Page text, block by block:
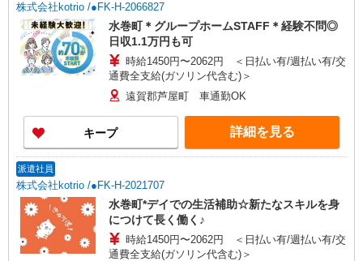
株式会社kotrio /●FK-H-2066827
水巻町＊グループホームSTAFF＊経験不問◎
日収1.1万円も可
時給1450円〜2062円 ＜日払い有/週払い有/交
通費全支給(ガソリン代含む)＞
遠賀郡芦屋町 車通勤OK
キープ 詳細を見る
派遣社員
株式会社kotrio /●FK-H-2021707
水巻町*デイでの生活補助☆新たなスキルを身
につけて長く働く♪
時給1450円〜2062円 ＜日払い有/週払い有/交
通費全支給(ガソリン代含む)＞